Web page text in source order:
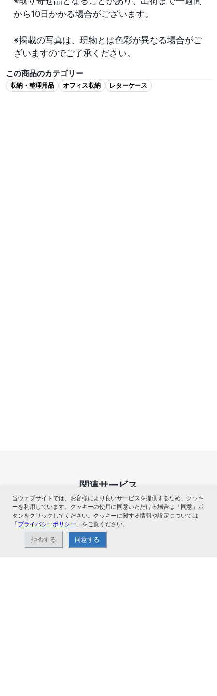
から10日かかる場合がございます。
※掲載の写真は、現物とは色彩が異なる場合がご
ざいますのでご了承ください。
この商品のカテゴリー
収納・整理用品 オフィス収納 レターケース
関連サービス
当ウェブサイトでは、お客様により良いサービスを提供するため、クッキ
ーを利用しています。クッキーの使用に同意いただける場合は「同意」ボ
タンをクリックしてください。クッキーに関する情報や設定については
「プライバシーポリシー 」をご覧ください。
拒否する 同意する